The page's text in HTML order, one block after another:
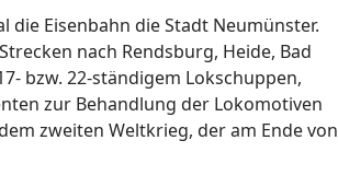
die Eisenbahn die Stadt Neumünster.
nach Rendsburg, Heide, Bad
bzw. 22-ständigem Lokschuppen,
zur Behandlung der Lokomotiven
zweiten Weltkrieg, der am Ende von